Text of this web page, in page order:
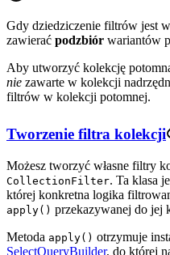
Gdy dziedziczenie filtrów jest
zawierać podzbiór wariantów
Aby utworzyć kolekcję
nie zawarte w kolekcji
filtrów w kolekcji potomnej.
Tworzenie filtra kolekcji
Możesz tworzyć własne filtry
CollectionFilter. Ta klasa
której konkretna logika
apply() przekazywanej do jej
Metoda apply() otrzymuje
SelectQueryBuilder, do której